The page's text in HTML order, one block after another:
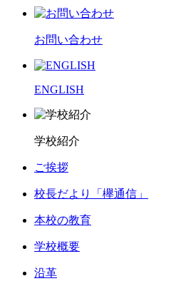
お問い合わせ
ENGLISH
学校紹介
ご挨拶
校長だより「欅通信」
本校の教育
学校概要
沿革